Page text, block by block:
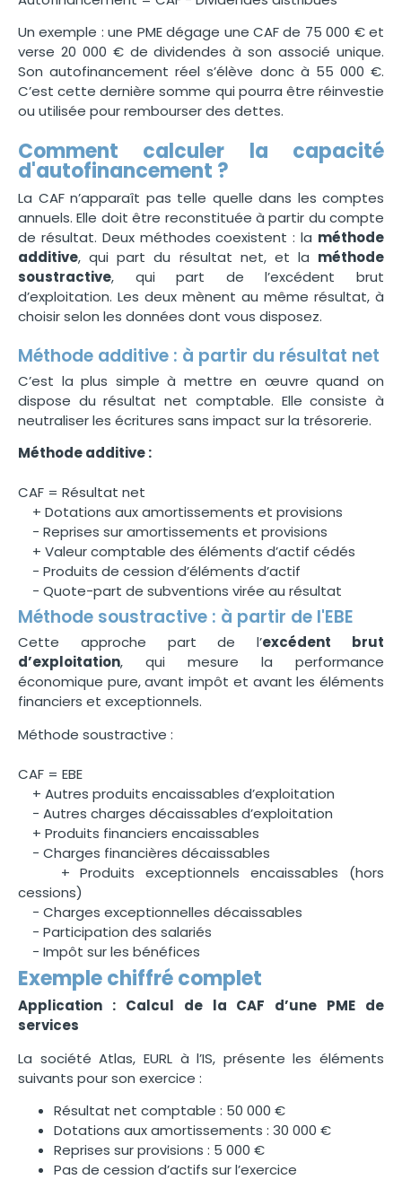
Un exemple : une PME dégage une CAF de 75 000 € et
verse 20 000 € de dividendes à son associé unique.
Son autofinancement réel s’élève donc à 55 000 €.
C’est cette dernière somme qui pourra être réinvestie
ou utilisée pour rembourser des dettes.
Comment calculer la capacité
d'autofinancement ?
La CAF n’apparaît pas telle quelle dans les comptes
annuels. Elle doit être reconstituée à partir du compte
de résultat. Deux méthodes coexistent : la méthode
additive, qui part du résultat net, et la méthode
soustractive, qui part de l’excédent brut
d’exploitation. Les deux mènent au même résultat, à
choisir selon les données dont vous disposez.
Méthode additive : à partir du résultat net
C’est la plus simple à mettre en œuvre quand on
dispose du résultat net comptable. Elle consiste à
neutraliser les écritures sans impact sur la trésorerie.
Méthode additive :
CAF = Résultat net
+ Dotations aux amortissements et provisions
− Reprises sur amortissements et provisions
+ Valeur comptable des éléments d’actif cédés
− Produits de cession d’éléments d’actif
− Quote-part de subventions virée au résultat
Méthode soustractive : à partir de l'EBE
Cette approche part de l’excédent brut
d’exploitation, qui mesure la performance
économique pure, avant impôt et avant les éléments
financiers et exceptionnels.
Méthode soustractive :
CAF = EBE
+ Autres produits encaissables d’exploitation
− Autres charges décaissables d’exploitation
+ Produits financiers encaissables
− Charges financières décaissables
+ Produits exceptionnels encaissables (hors
cessions)
− Charges exceptionnelles décaissables
− Participation des salariés
− Impôt sur les bénéfices
Exemple chiffré complet
Application : Calcul de la CAF d’une PME de
services
La société Atlas, EURL à l’IS, présente les éléments
suivants pour son exercice :
Résultat net comptable : 50 000 €
Dotations aux amortissements : 30 000 €
Reprises sur provisions : 5 000 €
Pas de cession d’actifs sur l’exercice